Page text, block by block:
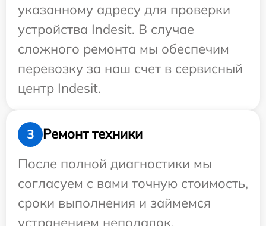
указанному адресу для проверки
устройства Indesit. В случае
сложного ремонта мы обеспечим
перевозку за наш счет в сервисный
центр Indesit.
3
Ремонт техники
После полной диагностики мы
согласуем с вами точную стоимость,
сроки выполнения и займемся
устранением неполадок.